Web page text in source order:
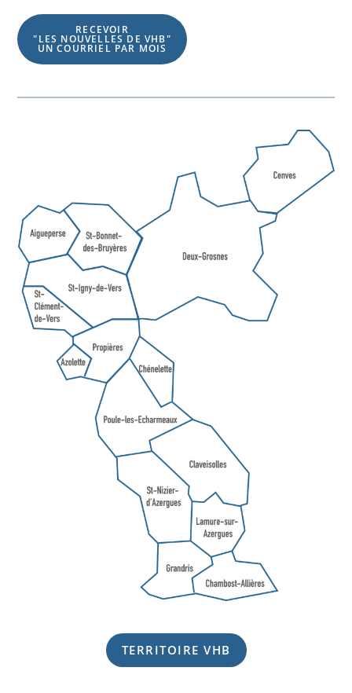
RECEVOIR
"LES NOUVELLES DE VHB"
UN COURRIEL PAR MOIS
TERRITOIRE VHB